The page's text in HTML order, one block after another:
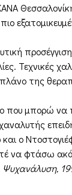
πιο
Τεχνικές
της
που μπορώ
και ο
να φτάσω
Ψυχανάλυση,